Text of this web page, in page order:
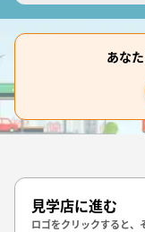
あな
見学店に進む
ロゴをクリックすると、